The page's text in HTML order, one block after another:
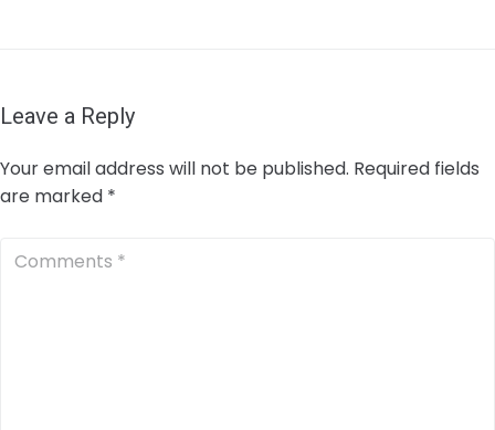
Leave a Reply
Your email address will not be published. Required fields
are marked *